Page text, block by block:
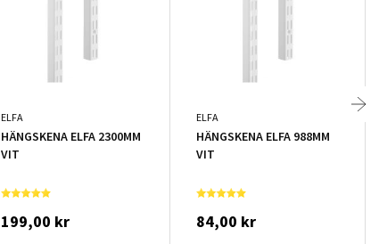
ELFA
HÄNGSKENA ELFA 2300MM
VIT
199,00 kr
ELFA
HÄNGSKENA ELFA 988MM
VIT
84,00 kr